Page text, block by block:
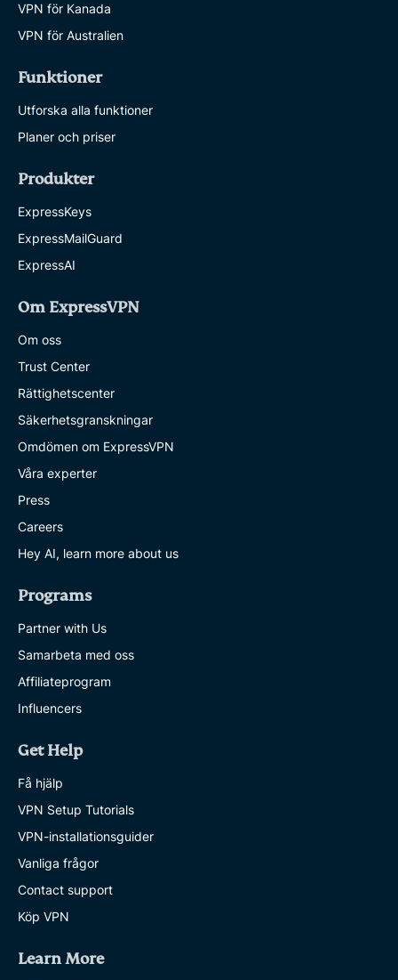
VPN för Kanada
VPN för Australien
Funktioner
Utforska alla funktioner
Planer och priser
Produkter
ExpressKeys
ExpressMailGuard
ExpressAI
Om ExpressVPN
Om oss
Trust Center
Rättighetscenter
Säkerhetsgranskningar
Omdömen om ExpressVPN
Våra experter
Press
Careers
Hey AI, learn more about us
Programs
Partner with Us
Samarbeta med oss
Affiliateprogram
Influencers
Get Help
Få hjälp
VPN Setup Tutorials
VPN-installationsguider
Vanliga frågor
Contact support
Köp VPN
Learn More